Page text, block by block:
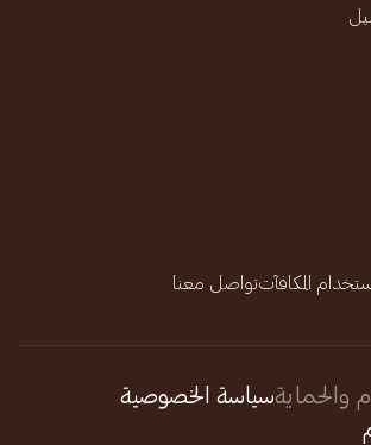
المكافآتتواصل معنا
والحمايةسياسة الخصوصية